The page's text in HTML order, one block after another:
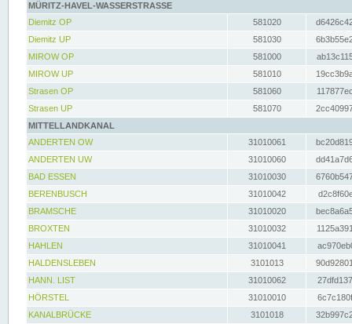
MÜRITZ-HAVEL-WASSERSTRASSE
Diemitz OP
581020
Diemitz UP
581030
MIROW OP
581000
MIROW UP
581010
Strasen OP
581060
Strasen UP
581070
MITTELLANDKANAL
ANDERTEN OW
31010061
ANDERTEN UW
31010060
BAD ESSEN
31010030
BERENBUSCH
31010042
BRAMSCHE
31010020
BROXTEN
31010032
HAHLEN
31010041
HALDENSLEBEN
3101013
HANN. LIST
31010062
HÖRSTEL
31010010
KANALBRÜCKE
3101018